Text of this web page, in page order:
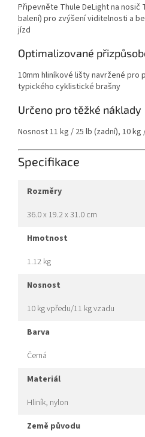
Připevněte Thule DeLight na nosič
balení) pro zvýšení viditelnosti a
jízd
Optimalizované
10mm hliníkové lišty navržené pro
typického cyklistické brašny
Určeno pro těžké náklady
Nosnost 11 kg / 25 lb (zadní), 10 kg
Specifikace
rozměry
36.0 x 19.2 x 31.0 cm
hmotnost
1.12 kg
nosnost
10 kg vpředu/11 kg vzadu
barva
Černá
materiál
Hliník, nylon
země původu